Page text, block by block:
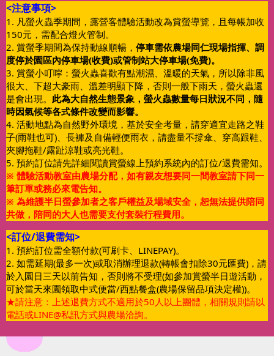
<注意事項>
1. 凡螢火蟲季期間，露營客體驗活動改為賞螢導覽，且每帳加收
150元，需配合燈火管制。
2. 賞螢季期間為保持動線順暢， 停車需依農場同仁現場指揮、調
度停於園區內停車場(收費)或管制站大停車場(免費)。
3. 賞螢小叮嚀：螢火蟲喜歡有點潮濕、溫暖的天氣，所以除非風
很大、下超大豪雨、溫差明顯下降，否則一般下雨天，螢火蟲還
是會出現。 此為大自然生態景象，螢火蟲數量每日狀況不同，隨
時因氣候等各式條件改變而影響。
4. 活動地點為自然野外環境，基於安全考量，請穿適宜走路之鞋
子(雨鞋也可)、長褲及自備輕便雨衣，請盡量不撐傘、穿高跟鞋、
夾腳拖鞋/露趾涼鞋或亮光鞋。
5. 預約訂位請先詳細閱讀賞螢線上預約系統內的訂位/退費需知。
※ 體驗活動教室由農場分配，如有親友想要同一間教室請下同一
筆訂單或務必來電告知。
※ 為維護半日螢參加者之客戶權益及場域安全，恕無法提供陪同
共做，陪同的大人也需要支付套裝行程費用。
<訂位/退費需知>
1. 預約訂位需全額付款(可刷卡、LINEPAY)。
2. 如需延期(最多一次)或取消辦理退款(轉帳會扣除30元匯費)，請
於入園日三天以前告知，否則將不受理(如參加賞螢半日遊活動，
可於當天來園領取中式便當/西點餐盒(農場保留品項決定權))。
★請注意：上述退費方式不適用於50人以上團體，相關規則請以
電話或LINE@私訊方式與農場洽詢。